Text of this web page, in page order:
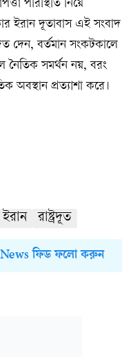
পরিস্থিতি নিয়ে
ইরান দূতাবাস এই সংবাদ
দেন, বর্তমান সংকটকালে
নৈতিক সমর্থন নয়, বরং
অবস্থান প্রত্যাশা করে।
ইরান রাষ্ট্রদূত
News ফিড ফলো করুন